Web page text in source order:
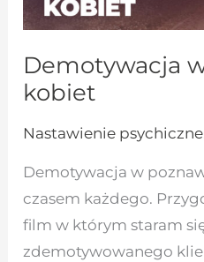
Demotywacja
kobiet
Nastawienie psychiczne
Demotywacja w
czasem każdego.
film w którym staram
zdemotywowanego